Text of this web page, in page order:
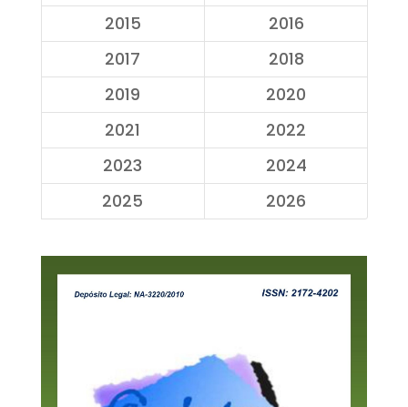
2015
2016
2017
2018
2019
2020
2021
2022
2023
2024
2025
2026